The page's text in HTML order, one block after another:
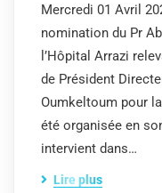
Mercredi 01 Avril
nomination du Pr
l’Hôpital Arrazi
de Président
Oumkeltoum pour
été organisée en
intervient dans…
Lire plus